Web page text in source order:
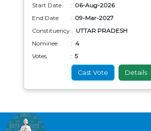
Start Date : 06-Aug-2026
End Date : 09-Mar-2027
Constituency : UTTAR PRADESH
Nominee : 4
Votes : 5
Cast Vote Details